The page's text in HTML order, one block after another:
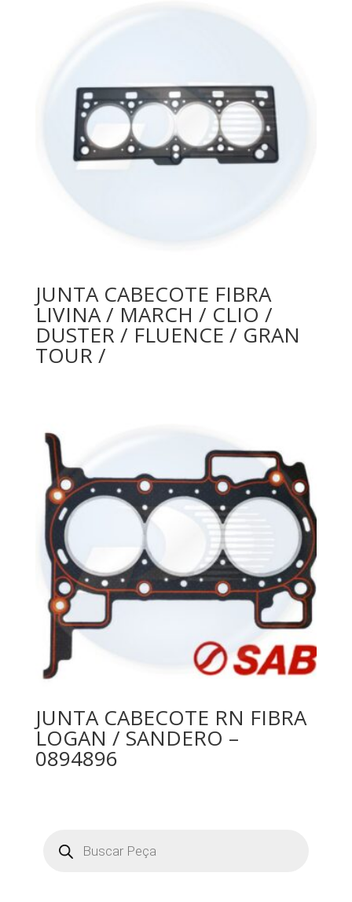
JUNTA CABECOTE FIBRA
LIVINA / MARCH / CLIO /
DUSTER / FLUENCE / GRAN
TOUR /
JUNTA CABECOTE RN FIBRA
LOGAN / SANDERO –
0894896
produtos